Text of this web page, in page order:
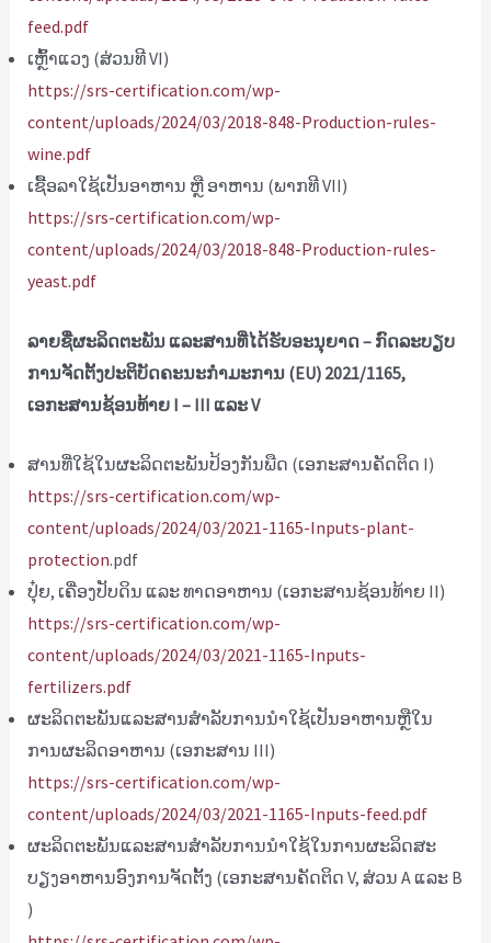
feed.pdf
ເຫຼົ້າແວງ (ສ່ວນທີ VI)
https://srs-certification.com/wp-
content/uploads/2024/03/2018-848-Production-rules-
wine.pdf
ເຊື້ອລາໃຊ້ເປັນອາຫານ ຫຼື ອາຫານ (ພາກທີ VII)
https://srs-certification.com/wp-
content/uploads/2024/03/2018-848-Production-rules-
yeast.pdf
ລາຍຊື່ຜະລິດຕະພັນ ແລະສານທີ່ໄດ້ຮັບອະນຸຍາດ – ກົດລະບຽບ
ການຈັດຕັ້ງປະຕິບັດຄະນະກໍາມະການ (EU) 2021/1165,
ເອກະສານຊ້ອນທ້າຍ I – III ແລະ V
ສານທີ່ໃຊ້ໃນຜະລິດຕະພັນປ້ອງກັນພືດ (ເອກະສານຄັດຕິດ I)
https://srs-certification.com/wp-
content/uploads/2024/03/2021-1165-Inputs-plant-
protection.pdf
ປຸ໋ຍ, ເຄື່ອງປັບດິນ ແລະ ທາດອາຫານ (ເອກະສານຊ້ອນທ້າຍ II)
https://srs-certification.com/wp-
content/uploads/2024/03/2021-1165-Inputs-
fertilizers.pdf
ຜະ​ລິດ​ຕະ​ພັນ​ແລະ​ສານ​ສໍາ​ລັບ​ການ​ນໍາ​ໃຊ້​ເປັນ​ອາ​ຫານ​ຫຼື​ໃນ​
ການ​ຜະ​ລິດ​ອາ​ຫານ (ເອ​ກະ​ສານ III​)
https://srs-certification.com/wp-
content/uploads/2024/03/2021-1165-Inputs-feed.pdf
ຜະ​ລິດ​ຕະ​ພັນ​ແລະ​ສານ​ສໍາ​ລັບ​ການ​ນໍາ​ໃຊ້​ໃນ​ການ​ຜະ​ລິດ​ສະ​
ບຽງ​ອາ​ຫານ​ອົງ​ການ​ຈັດ​ຕັ້ງ (ເອ​ກະ​ສານ​ຄັດ​ຕິດ V​, ສ່ວນ A ແລະ B​
)